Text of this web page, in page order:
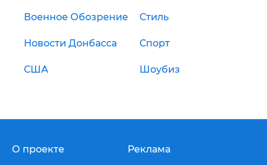
Военное Обозрение Стиль
Новости Донбасса Спорт
США Шоубиз
О проекте Реклама